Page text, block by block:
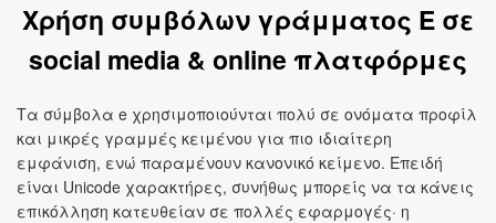
Χρήση συμβόλων γράμματος E σε
social media & online πλατφόρμες
Τα σύμβολα e χρησιμοποιούνται πολύ σε ονόματα προφίλ
και μικρές γραμμές κειμένου για πιο ιδιαίτερη
εμφάνιση, ενώ παραμένουν κανονικό κείμενο. Επειδή
είναι Unicode χαρακτήρες, συνήθως μπορείς να τα κάνεις
επικόλληση κατευθείαν σε πολλές εφαρμογές· η